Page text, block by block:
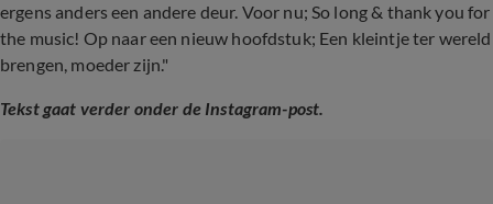
ergens anders een andere deur. Voor nu; So long & thank you for
the music! Op naar een nieuw hoofdstuk; Een kleintje ter wereld
brengen, moeder zijn."
Tekst gaat verder onder de Instagram-post.